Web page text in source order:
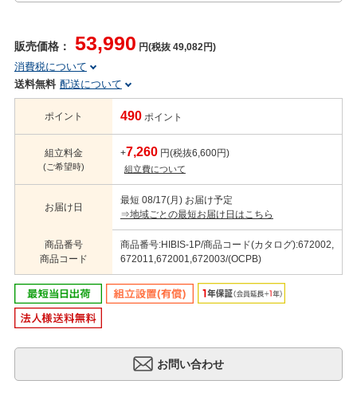
販売価格： 53,990 円(税抜 49,082円)
消費税について
送料無料 配送について
ポイント 490 ポイント
組立料金
(ご希望時)
+7,260 円(税抜6,600円)
組立費について
お届け日
最短 08/17(月) お届け予定
⇒地域ごとの最短お届け日はこちら
商品番号
商品コード
商品番号:HIBIS-1P/商品コード(カタログ):672002,
672011,672001,672003/(OCPB)